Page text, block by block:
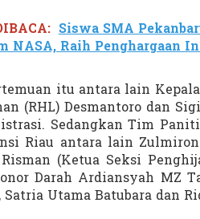
u
p
Siswa SMA
NASA, Raih Penghargaan
itu antara lain
(RHL) Desmantoro dan
Sedangkan Tim
Riau antara lain
(Ketua Seksi
Darah Ardiansyah MZ
Utama Batubara dan